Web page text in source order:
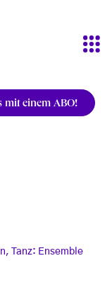
mit einem ABO!
Tanz: Ensemble